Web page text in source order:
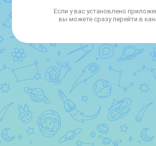
Если у вас установлено
вы можете сразу перейти в